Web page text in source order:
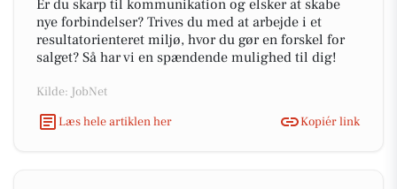
Er du skarp til kommunikation og elsker at skabe
nye forbindelser? Trives du med at arbejde i et
resultatorienteret miljø, hvor du gør en forskel for
salget? Så har vi en spændende mulighed til dig!
Kilde: JobNet
Læs hele artiklen her
Kopiér link